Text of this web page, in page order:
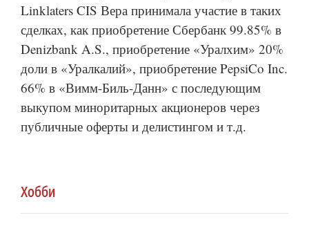
Linklaters CIS Вера принимала участие в таких
сделках, как приобретение Сбербанк 99.85% в
Denizbank A.S., приобретение «Уралхим» 20%
доли в «Уралкалий», приобретение PepsiCo Inc.
66% в «Вимм-Биль-Данн» с последующим
выкупом миноритарных акционеров через
публичные оферты и делистингом и т.д.
Хобби